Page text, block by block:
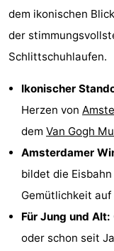
dem ikonischen
der
Schlittschuhlaufen.
Ikonischer
Herzen von
dem Van Gogh
Amsterdamer
bildet die
Gemütlichkeit auf
Für Jung und Alt:
oder schon seit